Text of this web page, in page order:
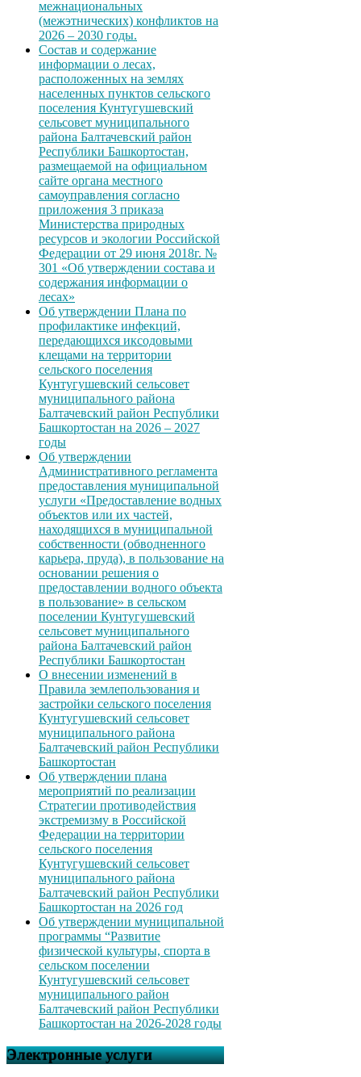
межнациональных
(межэтнических) конфликтов на
2026 – 2030 годы.
Состав и содержание
информации о лесах,
расположенных на землях
населенных пунктов сельского
поселения Кунтугушевский
сельсовет муниципального
района Балтачевский район
Республики Башкортостан,
размещаемой на официальном
сайте органа местного
самоуправления согласно
приложения 3 приказа
Министерства природных
ресурсов и экологии Российской
Федерации от 29 июня 2018г. №
301 «Об утверждении состава и
содержания информации о
лесах»
Об утверждении Плана по
профилактике инфекций,
передающихся иксодовыми
клещами на территории
сельского поселения
Кунтугушевский сельсовет
муниципального района
Балтачевский район Республики
Башкортостан на 2026 – 2027
годы
Об утверждении
Административного регламента
предоставления муниципальной
услуги «Предоставление водных
объектов или их частей,
находящихся в муниципальной
собственности (обводненного
карьера, пруда), в пользование на
основании решения о
предоставлении водного объекта
в пользование» в сельском
поселении Кунтугушевский
сельсовет муниципального
района Балтачевский район
Республики Башкортостан
О внесении изменений в
Правила землепользования и
застройки сельского поселения
Кунтугушевский сельсовет
муниципального района
Балтачевский район Республики
Башкортостан
Об утверждении плана
мероприятий по реализации
Стратегии противодействия
экстремизму в Российской
Федерации на территории
сельского поселения
Кунтугушевский сельсовет
муниципального района
Балтачевский район Республики
Башкортостан на 2026 год
Об утверждении муниципальной
программы “Развитие
физической культуры, спорта в
сельском поселении
Кунтугушевский сельсовет
муниципального район
Балтачевский район Республики
Башкортостан на 2026-2028 годы
Электронные услуги